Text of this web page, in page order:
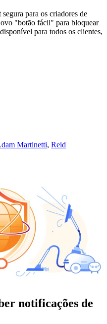
para os criadores de
"botão fácil" para bloquear
para todos os clientes,
Martinetti, Reid
notificações de